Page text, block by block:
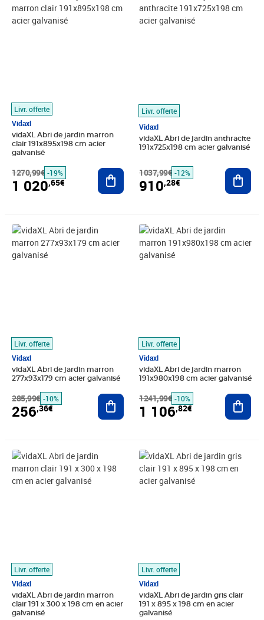
Livr. offerte
Vidaxl
vidaXL Abri de jardin marron
clair 191x895x198 cm acier
galvanisé
1270,99€ -19%
1 020,65€
Ajouter au panier
Livr. offerte
Vidaxl
vidaXL Abri de jardin anthracite
191x725x198 cm acier galvanisé
1037,99€ -12%
910,28€
Livr. offerte
Vidaxl
vidaXL Abri de jardin marron
277x93x179 cm acier galvanisé
285,99€
Prix barré 285,99€
-10%
256,36€
Prix 256,36€
Ajouter au panier
Livr. offerte
Vidaxl
vidaXL Abri de jardin marron
191x980x198 cm acier galvanisé
1241,99€
Prix barré 1241,99€
-10%
1 106,82€
Prix 1 106,82€
Livr. offerte
Vidaxl
vidaXL Abri de jardin marron
clair 191 x 300 x 198 cm en acier
galvanisé
Prix barré 546,99€
Prix 414,56€
Livr. offerte
Vidaxl
vidaXL Abri de jardin gris clair
191 x 895 x 198 cm en acier
galvanisé
Prix barré 1221,99€
Prix 1 053,89€